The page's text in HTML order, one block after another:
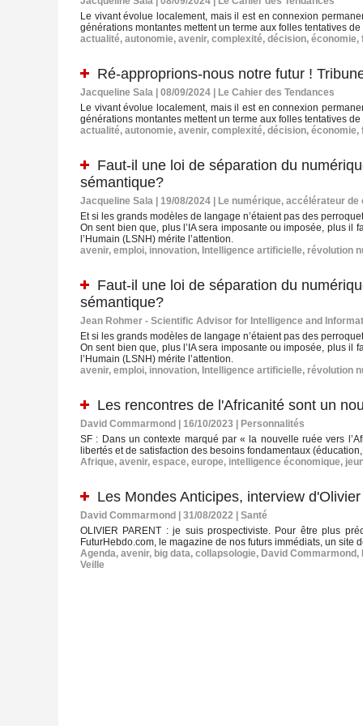
Le vivant évolue localement, mais il est en connexion
générations montantes mettent un terme aux folles tentatives
actualité, autonomie, avenir, complexité, décision, économie,
Ré-approprions-nous notre futur !
Jacqueline Sala | 08/09/2024
Le Cahier des Tendances
Le vivant évolue localement, mais il est en connexion
générations montantes mettent un terme aux folles tentatives
actualité, autonomie, avenir, complexité, décision, économie,
Faut-il une loi de séparation du
sémantique?
Jacqueline Sala | 19/08/2024
Le numérique, accélérateur
Et si les grands modèles de langage n’étaient pas des
On sent bien que, plus l’IA sera imposante ou imposée, plus il
l’Humain (LSNH) mérite l’attention.
avenir, emploi, innovation, Intelligence artificielle, révolution
Faut-il une loi de séparation du
sémantique?
Jean Rohmer - Scientific Advisor for Intelligence and
Et si les grands modèles de langage n’étaient pas des
On sent bien que, plus l’IA sera imposante ou imposée, plus il
l’Humain (LSNH) mérite l’attention.
avenir, emploi, innovation, Intelligence artificielle, révolution
Les rencontres de l'Africanité sont un
David Commarmond | 16/10/2023
Personnalités
SF : Dans un contexte marqué par « la nouvelle ruée vers
libertés et de satisfaction des besoins fondamentaux
Afrique, avenir, espace, europe, intelligence économique,
Les Mondes Anticipes, interview
David Commarmond | 31/08/2022
Santé
OLIVIER PARENT : je suis prospectiviste. Pour être plus
FuturHebdo.com, le magazine de nos futurs immédiats, un site
Agenda, avenir, big data, collapsologie, David Commarmond ,
Veille